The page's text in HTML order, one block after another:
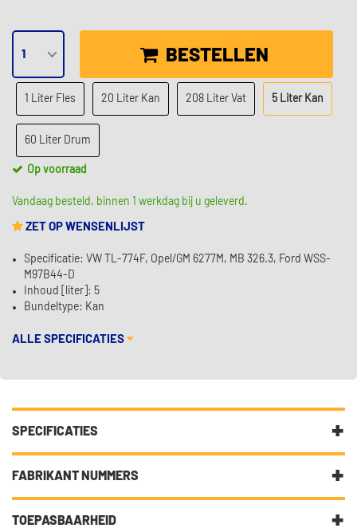
BESTELLEN
1 Liter Fles 20 Liter Kan 208 Liter Vat 5 Liter Kan
60 Liter Drum
Op voorraad
Vandaag besteld, binnen 1 werkdag bij u geleverd.
ZET OP WENSENLIJST
Specificatie: VW TL-774F, Opel/GM 6277M, MB 326.3, Ford WSS-
M97B44-D
Inhoud [liter]: 5
Bundeltype: Kan
ALLE SPECIFICATIES
SPECIFICATIES
Fabrikantcode 04317
Merk Kroon Oil
FABRIKANT NUMMERS
FORD WSS-M97B44-D
TOEPASBAARHEID